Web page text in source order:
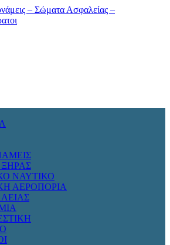
ΞΗΡΑΣ
ΝΑΥΤΙΚΟ
ΑΕΡΟΠΟΡΙΑ